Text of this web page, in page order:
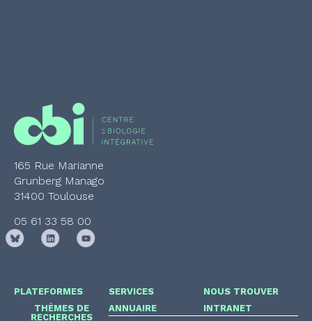
165 Rue Marianne
Grunberg Manago
31400 Toulouse
05 61 33 58 00
PLATEFORMES
THÈMES DE
RECHERCHES
SERVICES
ANNUAIRE
NOUS TROUVER
INTRANET